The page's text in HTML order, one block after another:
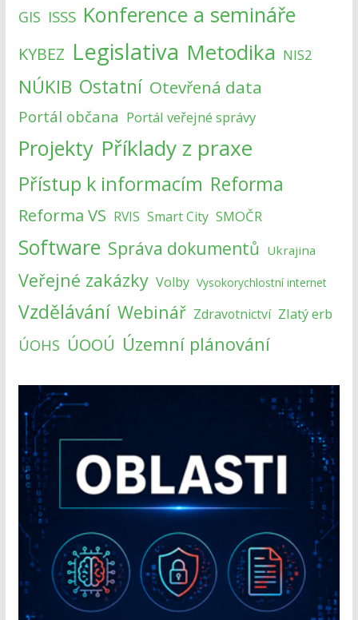
GIS ISSS Konference a semináře
KYBEZ Legislativa Metodika NIS2
NÚKIB Ostatní Otevřená data
Portál občana Portál veřejné správy
Projekty Příklady z praxe
Přístup k informacím Reforma
Reforma VS RVIS Smart City SMOČR
Software Správa dokumentů Ukrajina
Veřejné zakázky Volby Vysokorychlostní internet
Vzdělávání Webinář Zdravotnictví Zlatý erb
ÚOHS ÚOOÚ Územní plánování